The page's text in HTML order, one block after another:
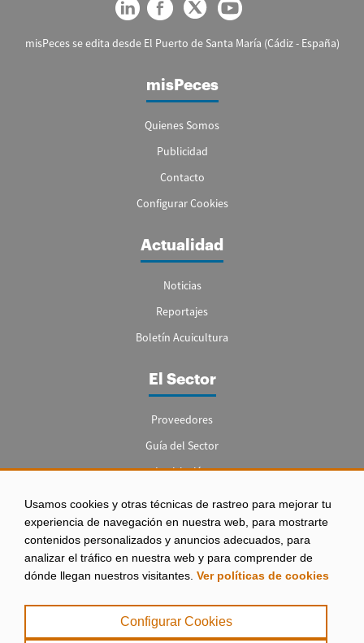
Usamos cookies y otras técnicas de rastreo para mejorar tu
experiencia de navegación en nuestra web, para mostrarte
contenidos personalizados y anuncios adecuados, para
analizar el tráfico en nuestra web y para comprender de
dónde llegan nuestros visitantes. Ver políticas de cookies
Configurar Cookies
misPeces se edita desde El Puerto de Santa María (Cádiz - España)
misPeces
Quienes Somos
Publicidad
Contacto
Configurar Cookies
Actualidad
Noticias
Reportajes
Boletín Acuicultura
El Sector
Proveedores
Guía del Sector
Legislación
Empleo
Aviso legal
|
Política de Privacidad